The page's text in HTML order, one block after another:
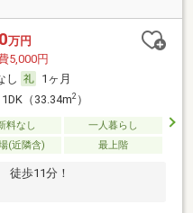
万円
5,000円
し
1ヶ月
（33.34m2）
料なし
一人暮らし
(近隣含) 最上階
歩11分！